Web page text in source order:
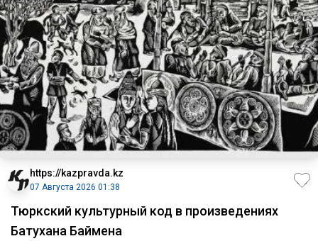
https://kazpravda.kz
07 Августа 2026 01:38
Тюркский культурный код в произведениях
Батухана Баймена